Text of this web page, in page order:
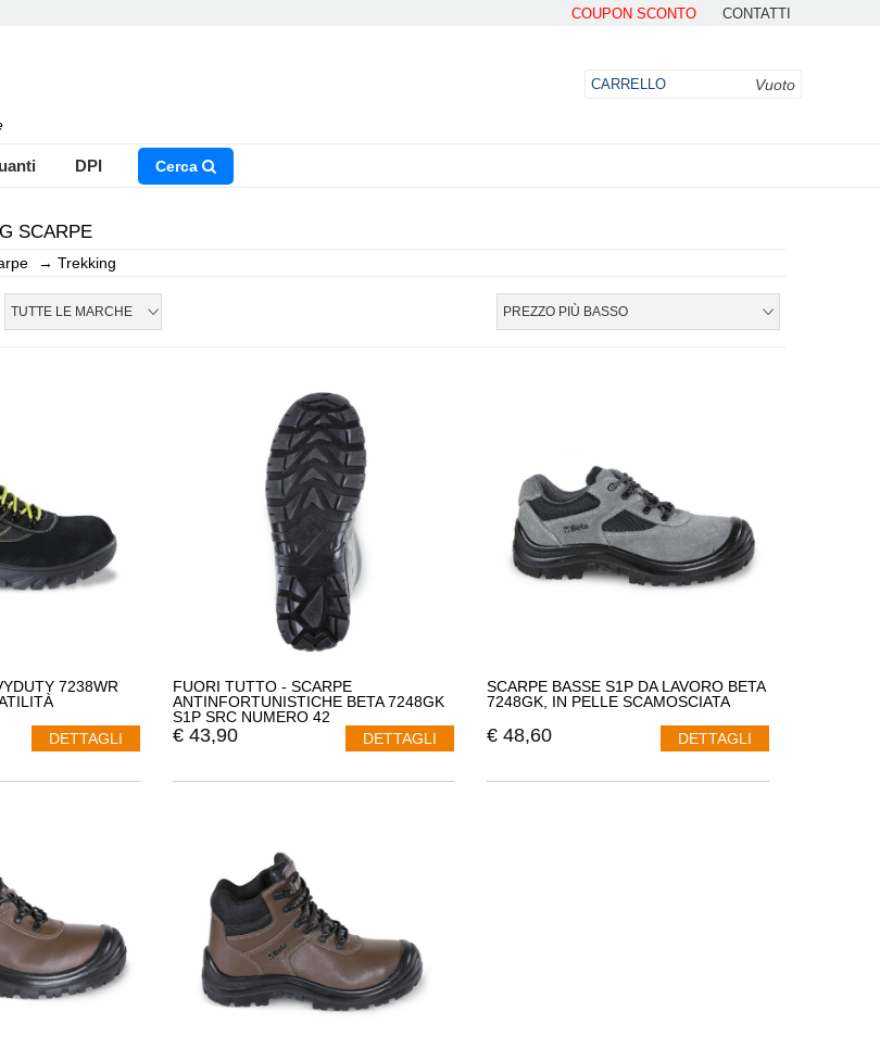
COUPON SCONTO CONTATTI
CARRELLO Vuoto
DPI Cerca
NOME DEL PRODOTTO CHE STAI CERCANDO
SCARPE
→ Trekking
TUTTE LE MARCHE PREZZO PIÙ BASSO
7238WR
DETTAGLI
FUORI TUTTO - SCARPE
ANTINFORTUNISTICHE BETA 7248GK
S1P SRC NUMERO 42
€ 43,90 DETTAGLI
SCARPE BASSE S1P DA LAVORO BETA
7248GK, IN PELLE SCAMOSCIATA
€ 48,60 DETTAGLI